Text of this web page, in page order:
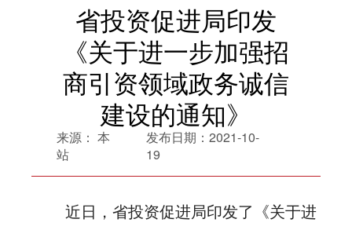
省投资促进局印发
《关于进一步加强招
商引资领域政务诚信
建设的通知》
来源： 本
站
发布日期： 2021-10-
19
近日，省投资促进局印发了《关于进